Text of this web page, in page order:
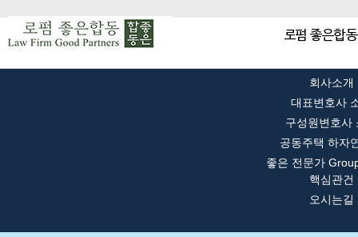
회사소개
대표변호사
구성원변호사
공동주택 하자
좋은 전문가
핵심관건
오시는길